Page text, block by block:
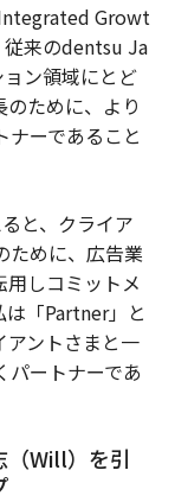
Growt
従来のdentsu Ja
ン領域にとど
ために、より
ーであること
と、クライア
ために、広告業
しコミットメ
「Partner」と
アントさまと一
パートナーであ
（Will）を引